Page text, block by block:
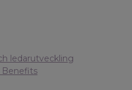
ledarutveckling
Benefits